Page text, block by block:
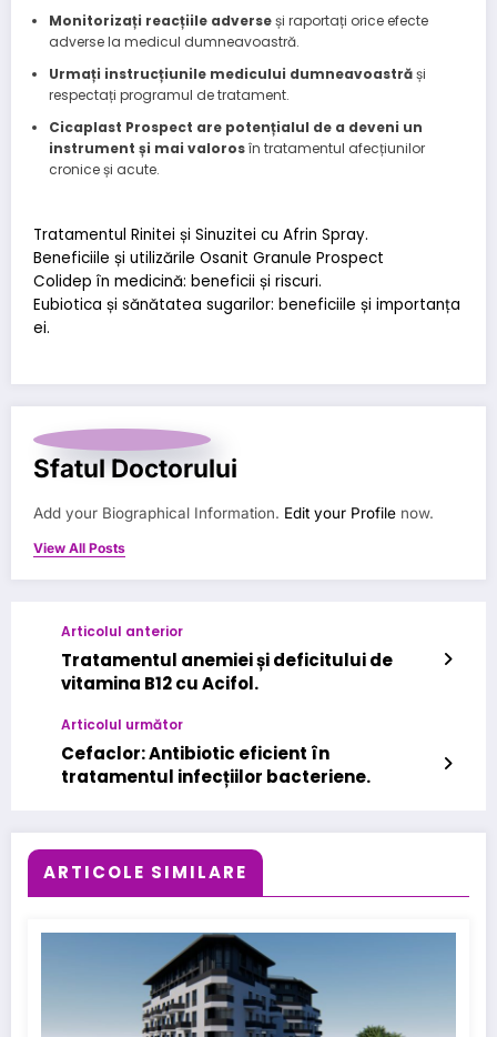
Monitorizați reacțiile adverseși raportați orice efecte
adverse la medicul dumneavoastră.
Urmați instrucțiunile medicului dumneavoastrăși
respectați programul de tratament.
Cicaplast Prospect are potențialul de a deveni un
instrument și mai valorosîn tratamentul afecțiunilor
cronice și acute.
Tratamentul Rinitei și Sinuzitei cu Afrin Spray.
Beneficiile și utilizările Osanit Granule Prospect
Colidep în medicină: beneficii și riscuri.
Eubiotica și sănătatea sugarilor: beneficiile și importanța
ei.
Sfatul Doctorului
Add your Biographical Information. Edit your Profile now.
View All Posts
Articolul anterior
Tratamentul anemiei și deficitului de
vitamina B12 cu Acifol.
Articolul următor
Cefaclor: Antibiotic eficient în
tratamentul infecțiilor bacteriene.
ARTICOLE SIMILARE